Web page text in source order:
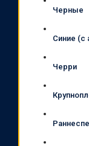
Черные
Синие (с
Черри